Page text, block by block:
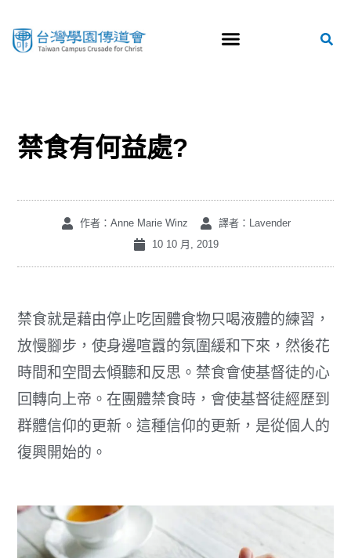
禁食有何益處?
作者：Anne Marie Winz
譯者：Lavender
10 10 月, 2019
禁食就是藉由停止吃固體食物只喝液體的練習，
放慢腳步，使身邊喧囂的氛圍緩和下來，然後花
時間和空間去傾聽和反思。禁食會使基督徒的心
回轉向上帝。在團體禁食時，會使基督徒經歷到
群體信仰的更新。這種信仰的更新，是從個人的
復興開始的。